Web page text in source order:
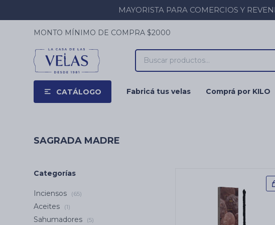
MAYORISTA PARA COMERCIOS Y
CATÁLOGO Fabricá tus velas Comprá por KILO
MONTO MÍNIMO DE COMPRA $2000
SAGRADA MADRE
Categorías
Inciensos (65)
Aceites (1)
Sahumadores (5)